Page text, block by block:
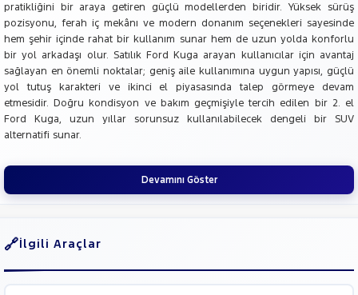
pratikliğini bir araya getiren güçlü modellerden biridir. Yüksek sürüş
pozisyonu, ferah iç mekânı ve modern donanım seçenekleri sayesinde
hem şehir içinde rahat bir kullanım sunar hem de uzun yolda konforlu
bir yol arkadaşı olur. Satılık Ford Kuga arayan kullanıcılar için avantaj
sağlayan en önemli noktalar; geniş aile kullanımına uygun yapısı, güçlü
yol tutuş karakteri ve ikinci el piyasasında talep görmeye devam
etmesidir. Doğru kondisyon ve bakım geçmişiyle tercih edilen bir 2. el
Ford Kuga, uzun yıllar sorunsuz kullanılabilecek dengeli bir SUV
alternatifi sunar.
Devamını Göster
İlgili Araçlar